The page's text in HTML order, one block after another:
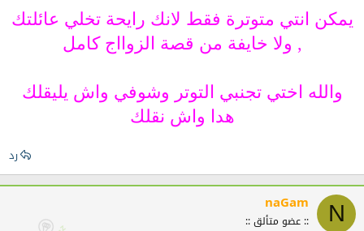
يمكن انتي متوترة فقط لانك رايحة تخلي عائلتك
, ولا خايفة من قصة الزوااج كامل
والله اختي تجنبي التوتر وشوفي واش يليقلك
هدا واش نقلك​
رد
N
naGam
:: عضو متألق ::